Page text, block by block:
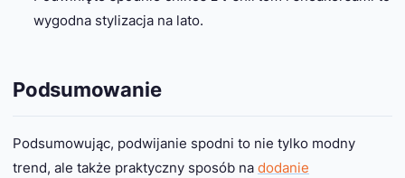
wygodna stylizacja na lato.
Podsumowanie
Podsumowując, podwijanie spodni to nie tylko modny
trend, ale także praktyczny sposób na dodanie